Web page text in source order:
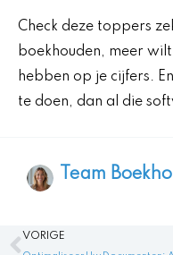
Check deze toppers
boekhouden, meer
hebben op je cijfers.
te doen, dan al die
Team
Vorige
VORIGE